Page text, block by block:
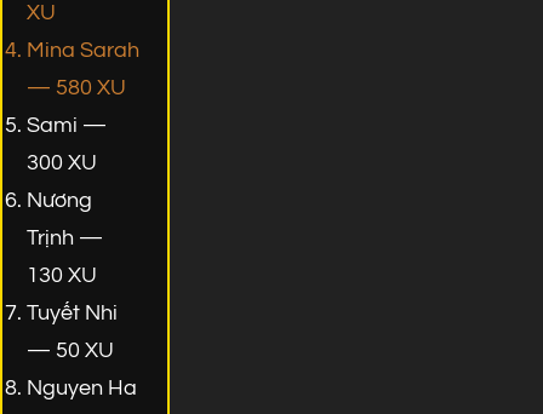
XU
Mina Sarah
— 580 XU
Sami —
300 XU
Nương
Trịnh —
130 XU
Tuyết Nhi
— 50 XU
Nguyen Ha